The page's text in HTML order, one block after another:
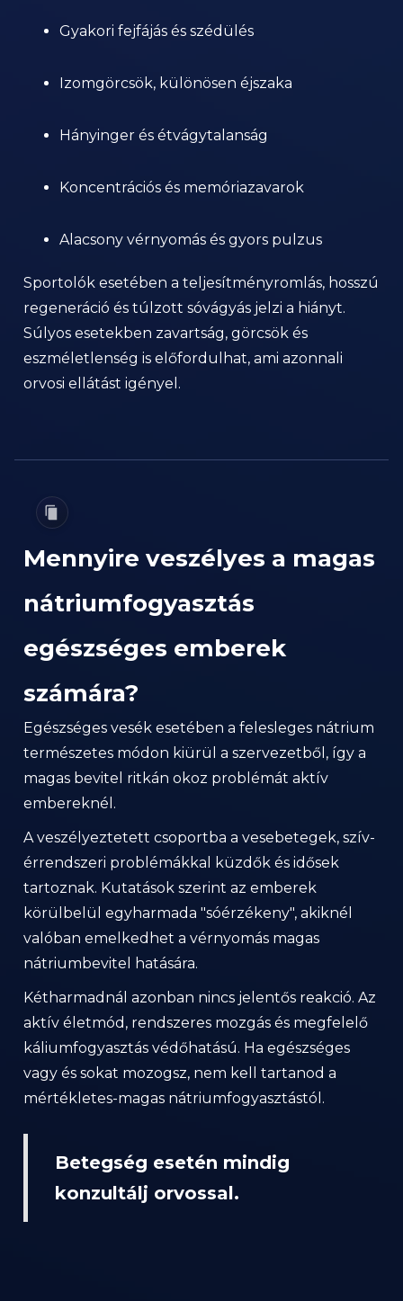
Gyakori fejfájás és szédülés
Izomgörcsök, különösen éjszaka
Hányinger és étvágytalanság
Koncentrációs és memóriazavarok
Alacsony vérnyomás és gyors pulzus
Sportolók esetében a teljesítményromlás, hosszú
regeneráció és túlzott sóvágyás jelzi a hiányt.
Súlyos esetekben zavartság, görcsök és
eszméletlenség is előfordulhat, ami azonnali
orvosi ellátást igényel.
Mennyire veszélyes a magas
nátriumfogyasztás
egészséges emberek
számára?
Egészséges vesék esetében a felesleges nátrium
természetes módon kiürül a szervezetből, így a
magas bevitel ritkán okoz problémát aktív
embereknél.
A veszélyeztetett csoportba a vesebetegek, szív-
érrendszeri problémákkal küzdők és idősek
tartoznak. Kutatások szerint az emberek
körülbelül egyharmada "sóérzékeny", akiknél
valóban emelkedhet a vérnyomás magas
nátriumbevitel hatására.
Kétharmadnál azonban nincs jelentős reakció. Az
aktív életmód, rendszeres mozgás és megfelelő
káliumfogyasztás védőhatású. Ha egészséges
vagy és sokat mozogsz, nem kell tartanod a
mértékletes-magas nátriumfogyasztástól.
Betegség esetén mindig
konzultálj orvossal.